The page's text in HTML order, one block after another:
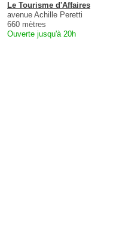
Le Tourisme d'Affaires
avenue Achille Peretti
660 mètres
Ouverte jusqu'à 20h